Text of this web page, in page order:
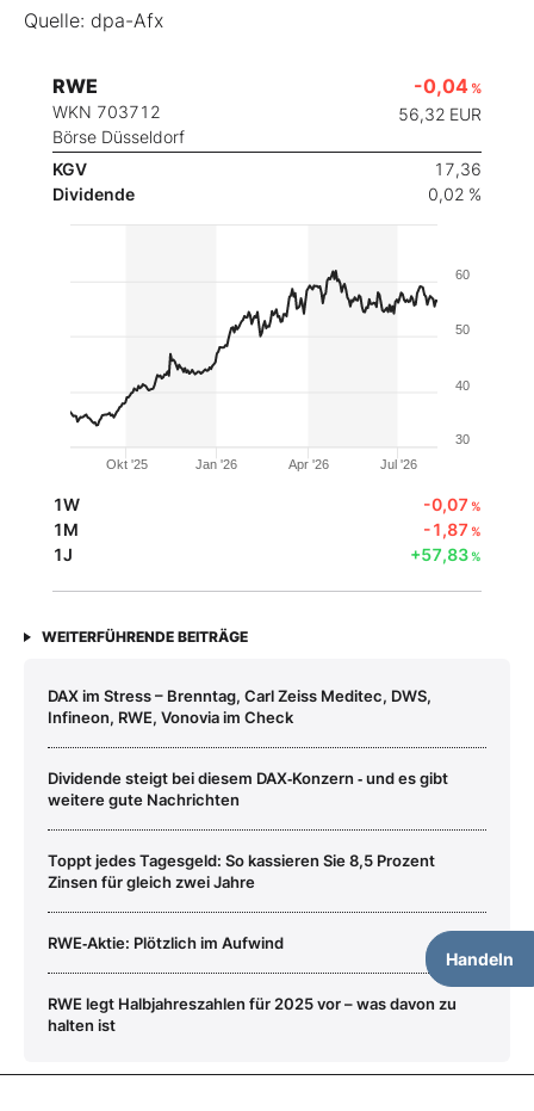
Quelle: dpa-Afx
RWE
WKN 703712
Börse Düsseldorf
-0,04 %
56,32 EUR
KGV
17,36
Dividende
0,02 %
Handeln
Okt '25 Jan '26 Apr '26 Jul '26
30
40
50
60
1W -0,07 %
1M -1,87 %
1J +57,83%
WEITERFÜHRENDE BEITRÄGE
DAX im Stress – Brenntag, Carl Zeiss Meditec, DWS,
Infineon, RWE, Vonovia im Check
Dividende steigt bei diesem DAX‑Konzern ‑ und es gibt
weitere gute Nachrichten
Toppt jedes Tagesgeld: So kassieren Sie 8,5 Prozent
Zinsen für gleich zwei Jahre
RWE‑Aktie: Plötzlich im Aufwind
RWE legt Halbjahreszahlen für 2025 vor – was davon zu
halten ist